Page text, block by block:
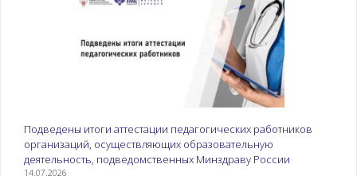
Подведены итоги аттестации педагогических работников
организаций, осуществляющих образовательную
деятельность, подведомственных Минздраву России
14.07.2026